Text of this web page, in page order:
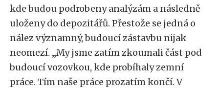
kde budou podrobeny analýzám a následně
uloženy do depozitářů. Přestože se jedná o
nález významný, budoucí zástavbu nijak
neomezí. „My jsme zatím zkoumali část pod
budoucí vozovkou, kde probíhaly zemní
práce. Tím naše práce prozatím končí. V